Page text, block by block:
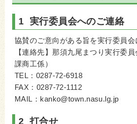
1 実行委員会へのご連絡
協賛のご意向がある旨を実行委員会
【連絡先】那須九尾まつり実行委
課商工係）
TEL：0287-72-6918
FAX：0287-72-1112
MAIL：kanko@town.nasu.lg.jp
2 打合せ